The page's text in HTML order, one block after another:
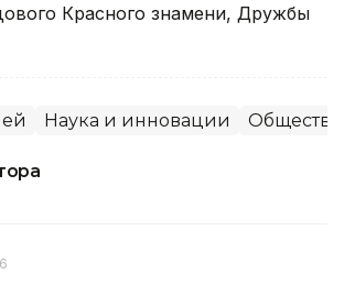
Красного знамени, Дружбы
Наука и инновации Общество